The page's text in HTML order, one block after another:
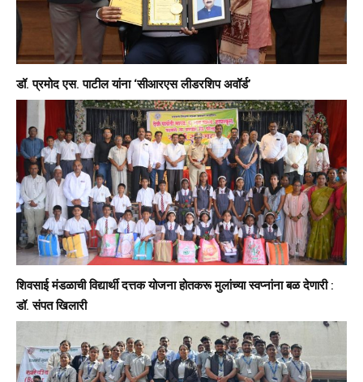
डॉ. प्रमोद एस. पाटील यांना ‘सीआरएस लीडरशिप अवॉर्ड’
शिवसाई मंडळाची विद्यार्थी दत्तक योजना होतकरू मुलांच्या स्वप्नांना बळ देणारी :
डॉ. संपत खिलारी